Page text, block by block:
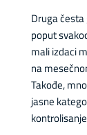
Druga
poput
mali izdaci
na
Takođe,
jasne